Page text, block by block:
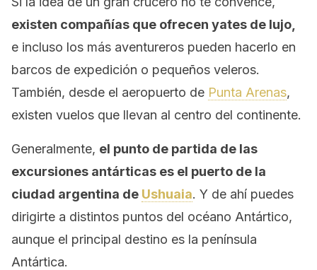
existen compañías que ofrecen yates de lujo,
e incluso los más aventureros pueden hacerlo en
barcos de expedición o pequeños veleros.
También, desde el aeropuerto de Punta Arenas,
existen vuelos que llevan al centro del continente.
Generalmente, el punto de partida de las
excursiones antárticas es el puerto de la
ciudad argentina de Ushuaia. Y de ahí puedes
dirigirte a distintos puntos del océano Antártico,
aunque el principal destino es la península
Antártica.